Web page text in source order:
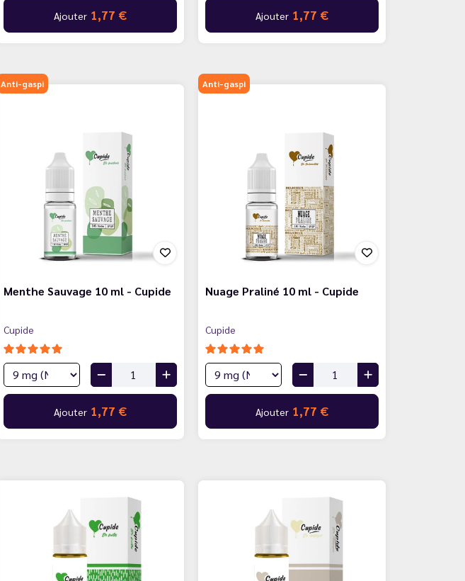
Ajouter 1,77 € Ajouter 1,77 €
Anti-gaspi
Menthe Sauvage 10 ml - Cupide
Cupide
Ajouter 1,77 €
Anti-gaspi
Nuage Praliné 10 ml - Cupide
Cupide
Ajouter 1,77 €